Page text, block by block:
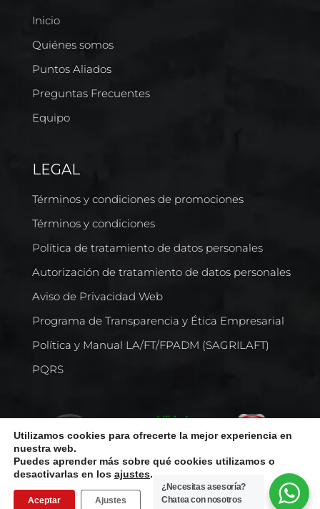
Inicio
Quiénes somos
Puntos Aliados
Preguntas Frecuentes
Equipo
LEGAL
Términos y condiciones de promociones
Términos y condiciones
Política de tratamiento de datos personales
Autorización de tratamiento de datos personales
Aviso de Privacidad Web
Programa de Transparencia y Ética Empresarial
Política y Manual LA/FT/FPADM (SAGRILAFT)
PQRS
Todos los derechos reservados © Comercializadora Internacional
Utilizamos cookies para ofrecerte la mejor experiencia en
nuestra web.
Puedes aprender más sobre qué cookies utilizamos o
desactivarlas en los ajustes.
Aceptar Ajustes
¿Necesitas asesoría?
Chatea con nosotros